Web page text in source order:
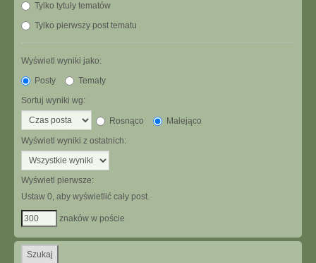
Tylko tytuły tematów
Tylko pierwszy post tematu
Wyświetl wyniki jako:
Posty
Tematy
Sortuj wyniki wg:
Rosnąco
Malejąco
Wyświetl wyniki z ostatnich:
Wyświetl pierwsze:
Ustaw 0, aby wyświetlić cały post.
znaków w poście